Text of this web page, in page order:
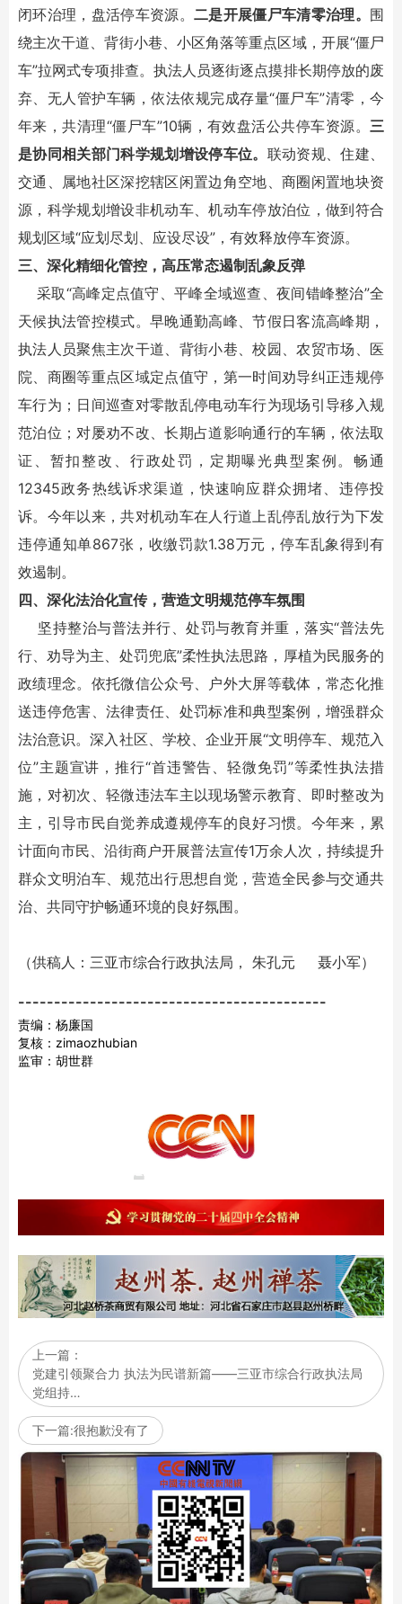
闭环治理，盘活停车资源。 二是开展僵尸车清零治理。 围
绕主次干道、背街小巷、小区角落等重点区域，开展“僵尸
车”拉网式专项排查。执法人员逐街逐点摸排长期停放的废
弃、无人管护车辆，依法依规完成存量“僵尸车”清零，今
年来，共清理“僵尸车”10辆，有效盘活公共停车资源。 三
是协同相关部门科学规划增设停车位。 联动资规、住建、
交通、属地社区深挖辖区闲置边角空地、商圈闲置地块资
源，科学规划增设非机动车、机动车停放泊位，做到符合
规划区域“应划尽划、应设尽设”，有效释放停车资源。
三、深化精细化管控，高压常态遏制乱象反弹
采取“高峰定点值守、平峰全域巡查、夜间错峰整治”全
天候执法管控模式。早晚通勤高峰、节假日客流高峰期，
执法人员聚焦主次干道、背街小巷、校园、农贸市场、医
院、商圈等重点区域定点值守，第一时间劝导纠正违规停
车行为；日间巡查对零散乱停电动车行为现场引导移入规
范泊位；对屡劝不改、长期占道影响通行的车辆，依法取
证、暂扣整改、行政处罚，定期曝光典型案例。畅通
12345政务热线诉求渠道，快速响应群众拥堵、违停投
诉。今年以来，共对机动车在人行道上乱停乱放行为下发
违停通知单867张，收缴罚款1.38万元，停车乱象得到有
效遏制。
四、深化法治化宣传，营造文明规范停车氛围
坚持整治与普法并行、处罚与教育并重，落实“普法先
行、劝导为主、处罚兜底”柔性执法思路，厚植为民服务的
政绩理念。依托微信公众号、户外大屏等载体，常态化推
送违停危害、法律责任、处罚标准和典型案例，增强群众
法治意识。深入社区、学校、企业开展“文明停车、规范入
位”主题宣讲，推行“首违警告、轻微免罚”等柔性执法措
施，对初次、轻微违法车主以现场警示教育、即时整改为
主，引导市民自觉养成遵规停车的良好习惯。今年来，累
计面向市民、沿街商户开展普法宣传1万余人次，持续提升
群众文明泊车、规范出行思想自觉，营造全民参与交通共
治、共同守护畅通环境的良好氛围。
（供稿人：三亚市综合行政执法局， 朱孔元 聂小军）
-------------------------------------------
责编：杨廉国
复核：zimaozhubian
监审：胡世群
上一篇：
党建引领聚合力 执法为民谱新篇——三亚市综合行政执法局
党组持…
下一篇:很抱歉没有了